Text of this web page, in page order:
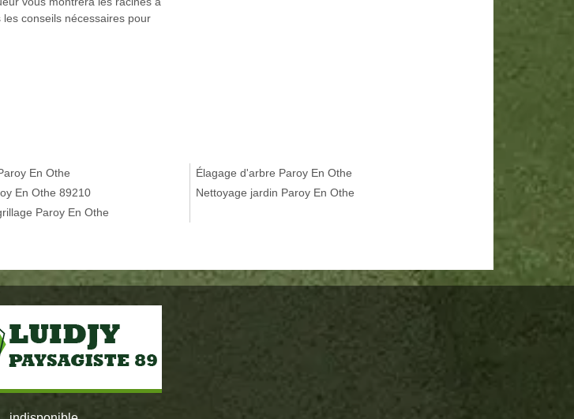
conseils nécessaires pour
En Othe
En Othe 89210
Paroy En Othe
Élagage d'arbre Paroy En Othe
Nettoyage jardin Paroy En Othe